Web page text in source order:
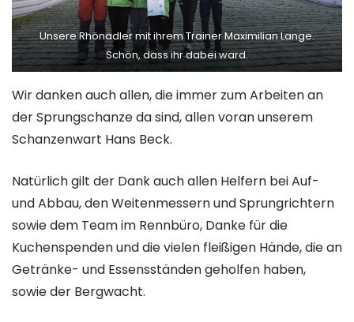
Unsere Rhönadler mit ihrem Trainer Maximilian Lange.
Schön, dass ihr dabei ward.
Wir danken auch allen, die immer zum Arbeiten an
der Sprungschanze da sind, allen voran unserem
Schanzenwart Hans Beck.
Natürlich gilt der Dank auch allen Helfern bei Auf-
und Abbau, den Weitenmessern und Sprungrichtern
sowie dem Team im Rennbüro, Danke für die
Kuchenspenden und die vielen fleißigen Hände, die an
Getränke- und Essensständen geholfen haben,
sowie der Bergwacht.